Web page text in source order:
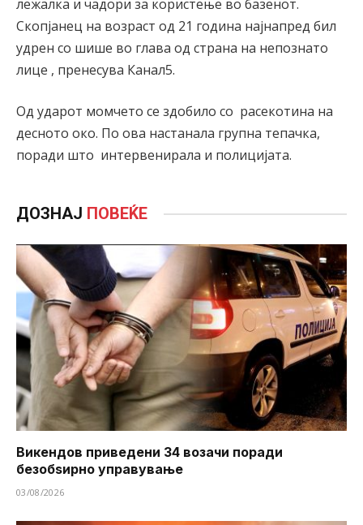
лежалка и чадори за користење во базенот.
Скопјанец на возраст од 21 година најнапред бил
удрен со шише во глава од страна на непознато
лице , пренесува Канал5.
Од ударот момчето се здобило со расекотина на
десното око. По ова настанала групна тепачка,
поради што интервенирала и полицијата.
ДОЗНАЈ ПОВЕЌЕ
Викендов приведени 34 возачи поради
безобѕирно управување
03/08/2026